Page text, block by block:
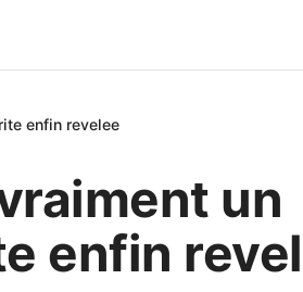
enfin revelee
un
enfin